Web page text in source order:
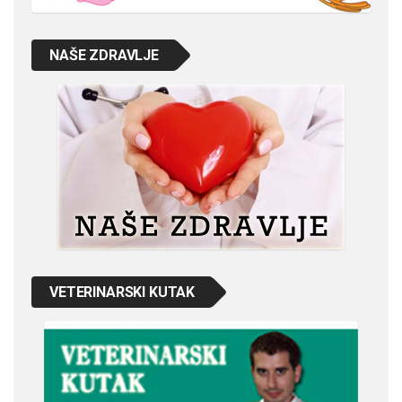
NAŠE ZDRAVLJE
VETERINARSKI KUTAK